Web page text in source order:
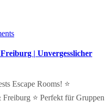
| Unvergesslicher
Escape Rooms! ⭐
⭐ Perfekt für Gruppen